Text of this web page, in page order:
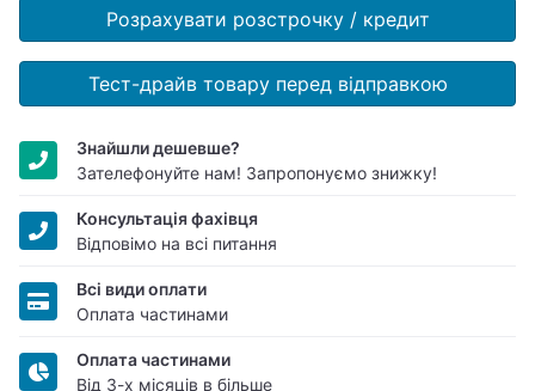
Розрахувати розстрочку / кредит
Тест-драйв товару перед відправкою
Знайшли дешевше?
Зателефонуйте нам! Запропонуємо знижку!
Консультація фахівця
Відповімо на всі питання
Всі види оплати
Оплата частинами
Оплата частинами
Від 3-х місяців в більше